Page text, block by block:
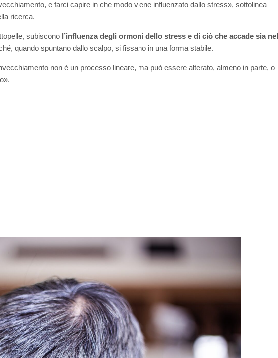
e farci capire in che modo viene influenzato dallo stress», sottolinea
ricerca.
subiscono l’influenza degli ormoni dello stress e di ciò che accade sia nel
quando spuntano dallo scalpo, si fissano in una forma stabile.
non è un processo lineare, ma può essere alterato, almeno in parte, o